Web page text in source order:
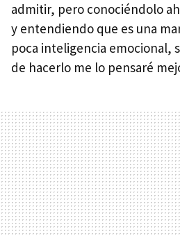
admitir, pero conociéndolo
y entendiendo que es una
poca inteligencia emocional,
de hacerlo me lo pensaré